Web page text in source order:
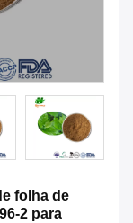
folha de
2 para